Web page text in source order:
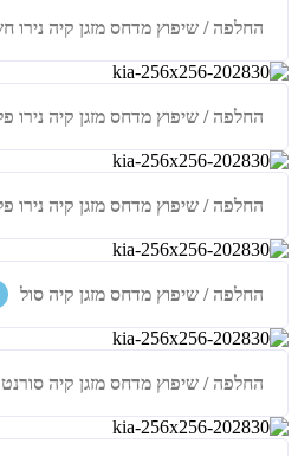
החלפה / שיפוץ מדחס מזגן קיה נירו
החלפה / שיפוץ מדחס מזגן קיה נירו
החלפה / שיפוץ מדחס מזגן קיה נירו
החלפה / שיפוץ מדחס מזגן קיה סול
החלפה / שיפוץ מדחס מזגן קיה